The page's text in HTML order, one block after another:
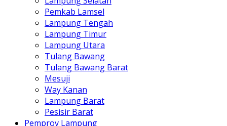
Pemkab Lamsel
Lampung Tengah
Lampung Timur
Lampung Utara
Tulang Bawang
Tulang Bawang Barat
Mesuji
Way Kanan
Lampung Barat
Pesisir Barat
Pemprov Lampung